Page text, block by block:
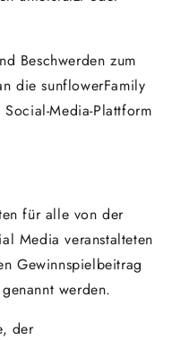
Beschwerden zum
die sunflowerFamily
Media-Plattform
für alle von der
Media veranstalteten
Gewinnspielbeitrag
werden.
der